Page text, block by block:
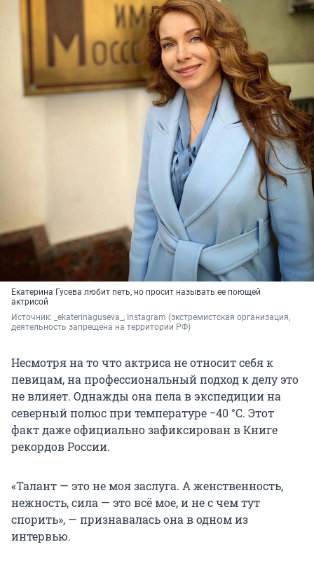
Екатерина Гусева любит петь, но просит называть ее поющей
актрисой
Источник:
_ekaterinaguseva_, Instagram (экстремистская организация,
деятельность запрещена на территории РФ)
Несмотря на то что актриса не относит себя к
певицам, на профессиональный подход к делу это
не влияет. Однажды она пела в экспедиции на
северный полюс при температуре −40 °C. Этот
факт даже официально зафиксирован в Книге
рекордов России.
«Талант — это не моя заслуга. А женственность,
нежность, сила — это всё мое, и не с чем тут
спорить», — признавалась она в одном из
интервью.